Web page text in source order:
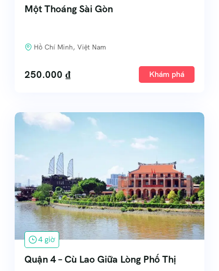
Một Thoáng Sài Gòn
Hồ Chí Minh, Việt Nam
250.000 ₫ Khám phá
4 giờ
Quận 4 – Cù Lao Giữa Lòng Phố Thị